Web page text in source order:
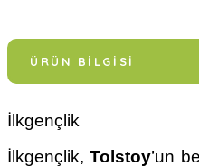
ÜRÜN BILGISI
İlkgençlik
İlkgençlik,Tolstoy’un